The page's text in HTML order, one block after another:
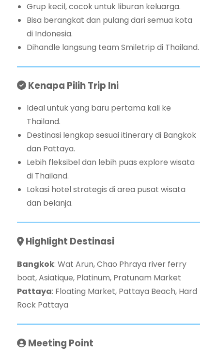
Grup kecil, cocok untuk liburan keluarga.
Bisa berangkat dan pulang dari semua kota
di Indonesia.
Dihandle langsung team Smiletrip di Thailand.
Kenapa Pilih Trip Ini
Ideal untuk yang baru pertama kali ke
Thailand.
Destinasi lengkap sesuai itinerary di Bangkok
dan Pattaya.
Lebih fleksibel dan lebih puas explore wisata
di Thailand.
Lokasi hotel strategis di area pusat wisata
dan belanja.
Highlight Destinasi
Bangkok: Wat Arun, Chao Phraya river ferry
boat, Asiatique, Platinum, Pratunam Market
Pattaya: Floating Market, Pattaya Beach, Hard
Rock Pattaya
Meeting Point